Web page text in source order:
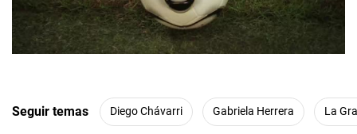
00:00 /01:09
Seguir temas Diego Chávarri Gabriela Herrera La